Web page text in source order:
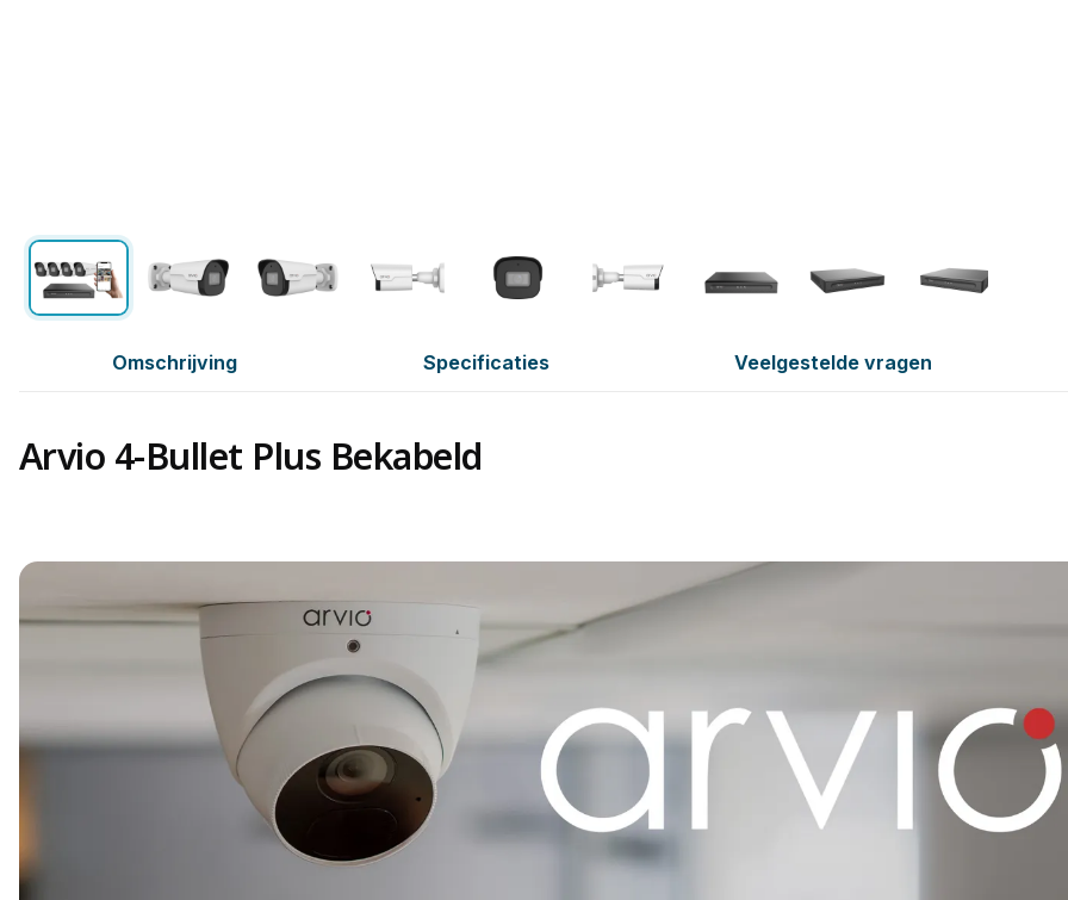
Omschrijving Specificaties Veelgestelde vragen
Arvio 4-Bullet Plus Bekabeld